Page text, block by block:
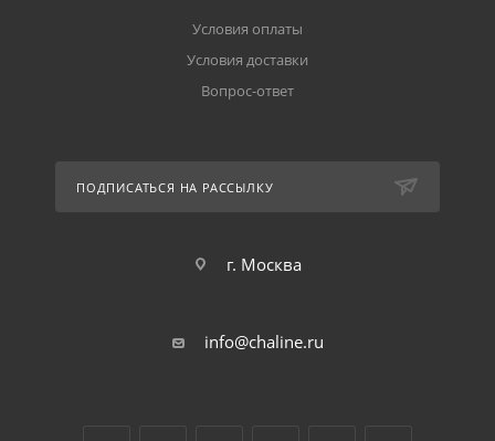
Условия оплаты
Условия доставки
Вопрос-ответ
ПОДПИСАТЬСЯ НА РАССЫЛКУ
г. Москва
info@chaline.ru